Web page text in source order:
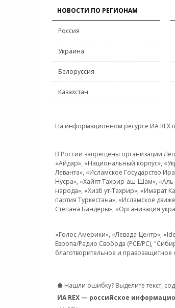
НОВОСТИ ПО РЕГИОНАМ
Россия
Украина
Белоруссия
Казахстан
На информационном ресурсе ИА REX
В России запрещены организации
«Айдар», «Национальный корпус»,
Леванта», «Исламское Государство
Нусра», «Хайят Тахрир-аш-Шам»,
народа», «Хизб ут-Тахрир», «Имарат
партия Туркестана», «Исламское
Степана Бандеры», «Организация
«Голос Америки», «Левада-Центр»,
Европа/Радио Свобода (PCE/PC),
благотворительное и
Нашли ошибку? Выделите текст,
ИА REX — российское